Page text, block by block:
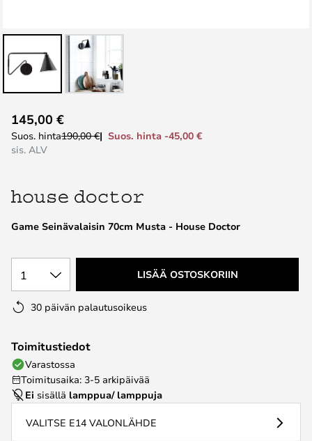
to
the
the
gallery
Game Seinävalaisin 70cm Musta - House Doctor
145,00 €
Suos. hinta190,00 €
Suos. hinta -45,00 €
sis. ALV
1 LISÄÄ OSTOSKORIIN
30 päivän palautusoikeus
Toimitustiedot
Varastossa
Toimitusaika: 3-5 arkipäivää
Ei sisällä lamppua/ lamppuja
VALITSE E14 VALONLÄHDE